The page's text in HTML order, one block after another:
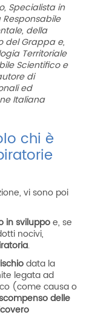
Specialista in
della
delGrappa e,
Territoriale
Scientifico e
di
ed
Italiana
chi è
vi sono poi
insviluppoe, se
nocivi,
.
data la
legata ad
(come causa o
delle